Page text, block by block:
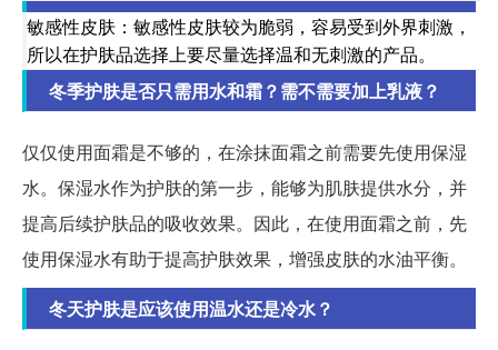
敏感性皮肤：敏感性皮肤较为脆弱，容易受到外界刺激，
所以在护肤品选择上要尽量选择温和无刺激的产品。
冬季护肤是否只需用水和霜？需不需要加上乳液？
仅仅使用面霜是不够的，在涂抹面霜之前需要先使用保湿
水。保湿水作为护肤的第一步，能够为肌肤提供水分，并
提高后续护肤品的吸收效果。因此，在使用面霜之前，先
使用保湿水有助于提高护肤效果，增强皮肤的水油平衡。
冬天护肤是应该使用温水还是冷水？